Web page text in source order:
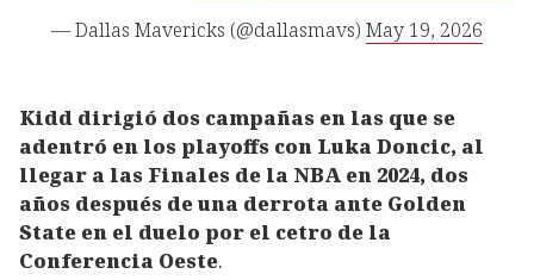
— Dallas Mavericks (@dallasmavs) May 19, 2026
Kidd dirigió dos campañas en las que se
adentró en los playoffs con Luka Doncic, al
llegar a las Finales de la NBA en 2024, dos
años después de una derrota ante Golden
State en el duelo por el cetro de la
Conferencia Oeste.